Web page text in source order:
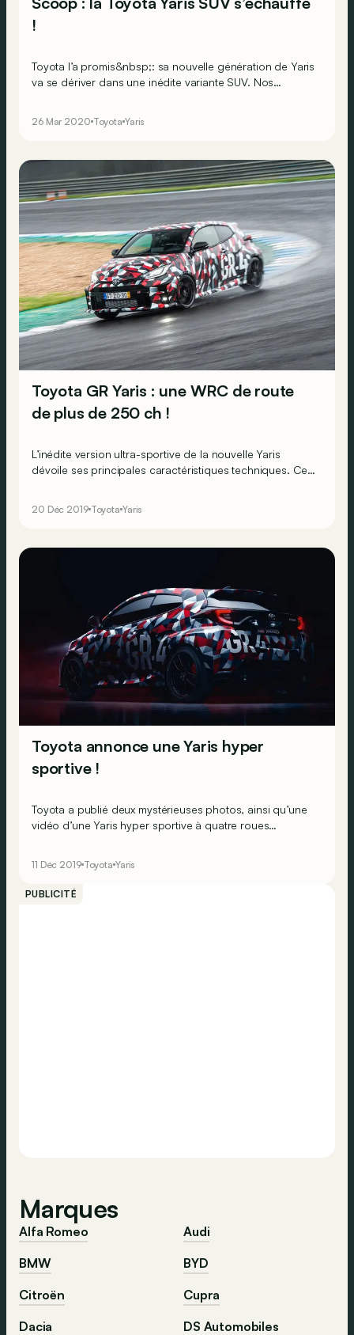
!
Toyota l’a promis&nbsp;: sa nouvelle génération de Yaris
va se dériver dans une inédite variante SUV. Nos
26 Mar 2020 Toyota Yaris
Toyota GR Yaris : une WRC de route
de plus de 250 ch !
L’inédite version ultra-sportive de la nouvelle Yaris
dévoile ses principales caractéristiques techniques. Ce
du WRC&nbsp;!
20 Déc 2019 Toyota Yaris
Toyota annonce une Yaris hyper
sportive !
Toyota a publié deux mystérieuses photos, ainsi qu’une
vidéo d’une Yaris hyper sportive à quatre roues
11 Déc 2019 Toyota Yaris
PUBLICITÉ
Marques
Alfa Romeo
Audi
BMW
BYD
Citroën
Cupra
Dacia
DS Automobiles